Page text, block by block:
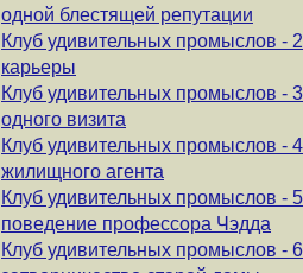
одной блестящей репутации
Клуб удивительных промыслов -
карьеры
Клуб удивительных промыслов
одного визита
Клуб удивительных промыслов -
жилищного агента
Клуб удивительных промыслов -
поведение профессора Чэдда
Клуб удивительных промыслов -